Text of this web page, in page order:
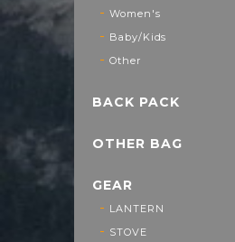
Women's
Baby/Kids
Other
BACK PACK
OTHER BAG
GEAR
LANTERN
STOVE